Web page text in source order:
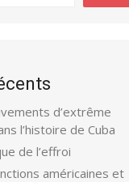
d’extrême
l’histoire de Cuba
de l’effroi
américaines et